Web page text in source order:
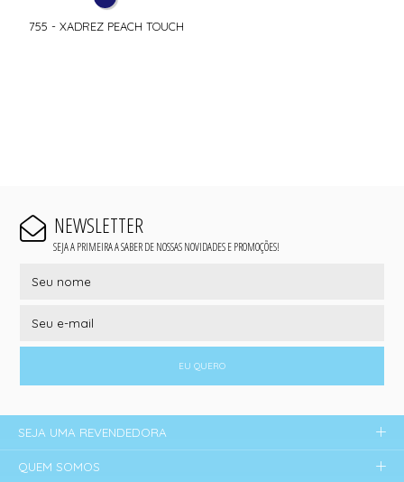
755 - XADREZ PEACH TOUCH
NEWSLETTER
SEJA A PRIMEIRA A SABER DE NOSSAS NOVIDADES E PROMOÇÕES!
EU QUERO
SEJA UMA REVENDEDORA
QUEM SOMOS